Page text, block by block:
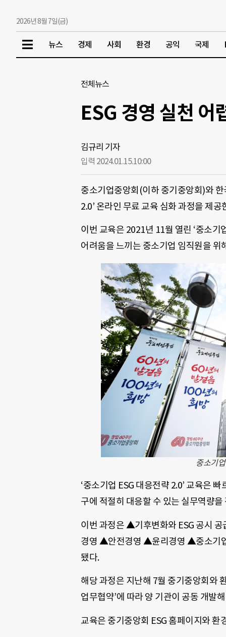
2026년 8월 7일(금)
뉴스 경제 사회 환경 공익 국제
전체뉴스
ESG 경영 실천 어
김규리 기자
입력 2024.01.15.10:00
중소기업중앙회(이하 중기중앙회)와
2.0’ 온라인 무료 교육 심화 과정을 제
이번 교육은 2021년 11월 열린 ‘중소기
어려움을 느끼는 중소기업 임직원을 위
중소기
‘중소기업 ESG 대응전략 2.0’ 교육은
구에 적절히 대응할 수 있는 실무역량
이번 과정은 ▲기후변화와 ESG 공시
경영 ▲안전경영 ▲윤리경영 ▲중소기
됐다.
해당 과정은 지난해 7월 중기중앙회와
업무협약’에 따라 양 기관이 공동 개발
교육은 중기중앙회 ESG 홈페이지와